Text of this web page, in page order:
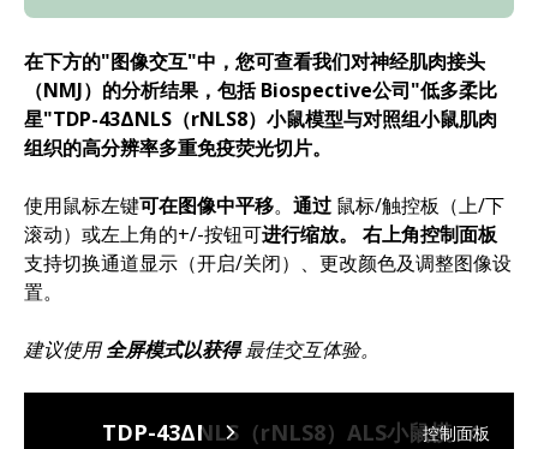
在下方的"图像交互"中，您可查看我们对神经肌肉接头
（NMJ）的分析结果，包括Biospective公司"低多柔比
星"TDP-43ΔNLS（rNLS8）小鼠模型与对照组小鼠肌肉
组织的高分辨率多重免疫荧光切片。
使用鼠标左键可在图像中平移。 通过 鼠标/触控板（上/下
滚动）或左上角的+/-按钮可进行缩放。 右上角控制面板
支持切换通道显示（开启/关闭）、更改颜色及调整图像设
置。
建议使用全屏模式以获得最佳交互体验。
TDP-43ΔNLS（rNLS8）ALS小鼠模控制面板